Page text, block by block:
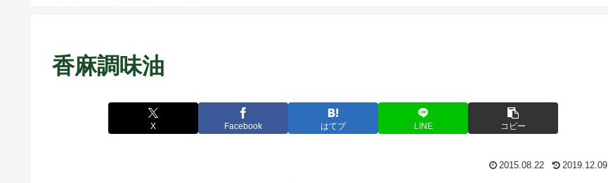
香麻調味油
X Facebook はてブ LINE コピー
2015.08.22 2019.12.09